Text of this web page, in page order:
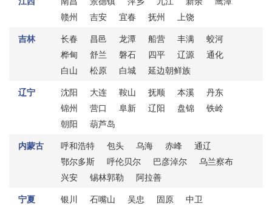
赣州
吉安 宜春 抚州
上饶
吉林
长春 昌邑 龙潭 船营 丰满
蛟河
桦甸
舒兰 磐石 四平 辽源
通化
白山
松原 白城
延边朝鲜族
辽宁
沈阳 大连 鞍山 抚顺 本溪
丹东
锦州
营口 阜新 辽阳 盘锦
铁岭
朝阳
葫芦岛
内蒙古
呼和浩特 包头 乌海 赤峰
通辽
鄂尔多斯
呼伦贝尔 巴彦淖尔
乌兰察布
兴安
锡林郭勒
阿拉善
宁夏
银川 石嘴山 吴忠 固原
中卫